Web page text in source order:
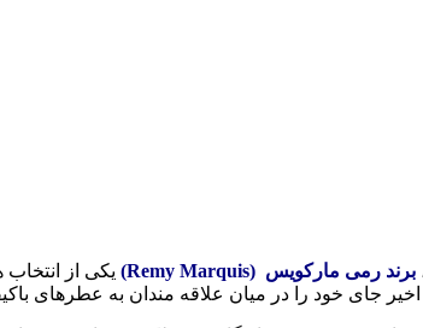
برند رمی مارکویس (Remy Marquis)
یکی از
جای خود را در میان علاقه مندان به عطرهای